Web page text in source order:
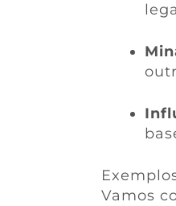
Vamos